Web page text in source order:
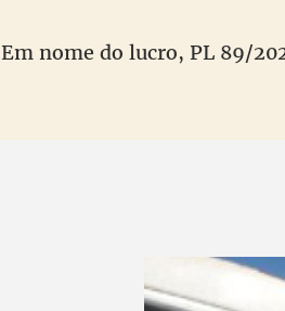
Em nome do lucro, PL 89/